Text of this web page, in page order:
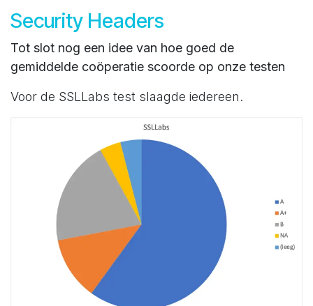
Security Headers
Tot slot nog een idee van hoe goed de
gemiddelde coöperatie scoorde op onze testen
Voor de SSLLabs test slaagde iedereen.